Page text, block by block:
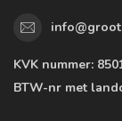
KVK nummer:
BTW-nr met